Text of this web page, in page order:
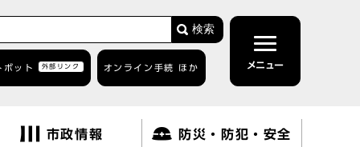
検索
ボット 外部リンク オンライン手続 ほか メニュー
市政情報 防災・防犯・安全